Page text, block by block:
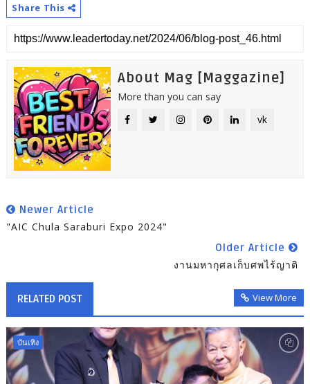
Share This
About Mag [Maggazine]
More than you can say
vk
Newer Article
"AIC Chula Saraburi Expo 2024"
Older Article
งานมหากุศลเก็บศพไร้ญาติ
RELATED POST View More
บันเทิง